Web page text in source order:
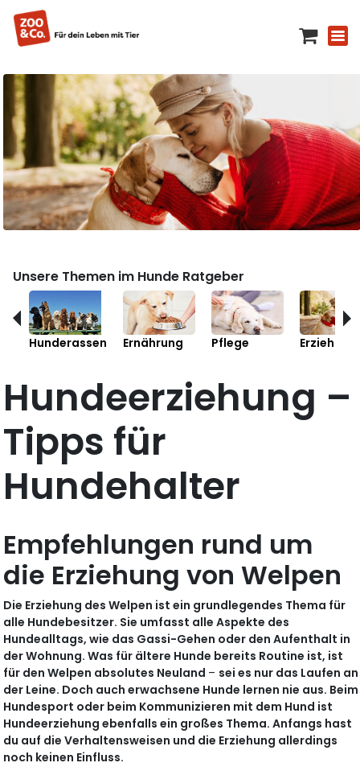
Unsere Themen im Hunde Ratgeber
Hunderassen Ernährung Pflege Erziehung
Hundeerziehung –
Tipps für
Hundehalter
Empfehlungen rund um
die Erziehung von Welpen
Die Erziehung des Welpen ist ein grundlegendes Thema für
alle Hundebesitzer. Sie umfasst alle Aspekte des
Hundealltags, wie das Gassi-Gehen oder den Aufenthalt in
der Wohnung. Was für ältere Hunde bereits Routine ist, ist
für den Welpen absolutes Neuland – sei es nur das Laufen an
der Leine. Doch auch erwachsene Hunde lernen nie aus. Beim
Hundesport oder beim Kommunizieren mit dem Hund ist
Hundeerziehung ebenfalls ein großes Thema. Anfangs hast
du auf die Verhaltensweisen und die Erziehung allerdings
noch keinen Einfluss.